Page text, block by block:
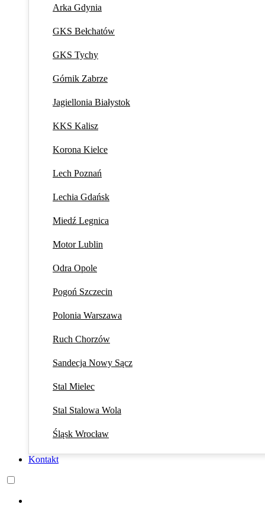
Arka Gdynia
GKS Bełchatów
GKS Tychy
Górnik Zabrze
Jagiellonia Białystok
KKS Kalisz
Korona Kielce
Lech Poznań
Lechia Gdańsk
Miedź Legnica
Motor Lublin
Odra Opole
Pogoń Szczecin
Polonia Warszawa
Ruch Chorzów
Sandecja Nowy Sącz
Stal Mielec
Stal Stalowa Wola
Śląsk Wrocław
Kontakt